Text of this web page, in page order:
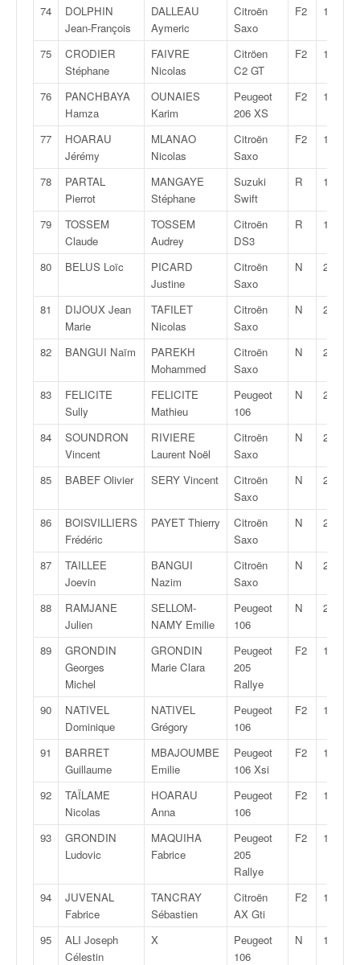
74
DOLPHIN
Jean-François
DALLEAU
Aymeric
Citroën
Saxo
F2 13
75
CRODIER
Stéphane
FAIVRE
Nicolas
Citröen
C2 GT
F2 13
76
PANCHBAYA
Hamza
OUNAIES
Karim
Peugeot
206 XS
F2 13
77
HOARAU
Jérémy
MLANAO
Nicolas
Citroën
Saxo
F2 13
78
PARTAL
Pierrot
MANGAYE
Stéphane
Suzuki
Swift
R 1
79
TOSSEM
Claude
TOSSEM
Audrey
Citroën
DS3
R 1
80 BELUS Loïc
PICARD
Justine
Citroën
Saxo
N 2
81
DIJOUX Jean
Marie
TAFILET
Nicolas
Citroën
Saxo
N 2
82 BANGUI Naïm
PAREKH
Mohammed
Citroën
Saxo
N 2
83
FELICITE
Sully
FELICITE
Mathieu
Peugeot
106
N 2
84
SOUNDRON
Vincent
RIVIERE
Laurent Noël
Citroën
Saxo
N 2
85 BABEF Olivier SERY Vincent
Citroën
Saxo
N 2
86
BOISVILLIERS
Frédéric
PAYET Thierry
Citroën
Saxo
N 2
87
TAILLEE
Joevin
BANGUI
Nazim
Citroën
Saxo
N 2
88
RAMJANE
Julien
SELLOM-
NAMY Emilie
Peugeot
106
N 2
89
GRONDIN
Georges
Michel
GRONDIN
Marie Clara
Peugeot
205
Rallye
F2 12
90
NATIVEL
Dominique
NATIVEL
Grégory
Peugeot
106
F2 12
91
BARRET
Guillaume
MBAJOUMBE
Emilie
Peugeot
106 Xsi
F2 12
92
TAÏLAME
Nicolas
HOARAU
Anna
Peugeot
106
F2 12
93
GRONDIN
Ludovic
MAQUIHA
Fabrice
Peugeot
205
Rallye
F2 12
94
JUVENAL
Fabrice
TANCRAY
Sébastien
Citroën
AX Gti
F2 12
95
ALI Joseph
Célestin
X
Peugeot
106
N 1